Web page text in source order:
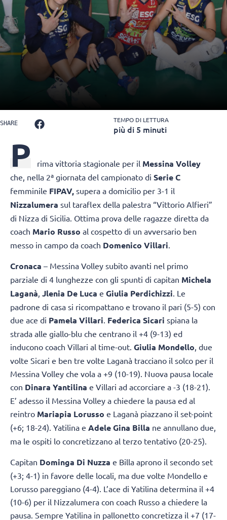
SHARE TEMPO DI LETTURA
più di 5 minuti
P rima vittoria stagionale per il Messina Volley
che, nella 2ª giornata del campionato di Serie C
femminile FIPAV, supera a domicilio per 3-1 il
Nizzalumera sul taraflex della palestra “Vittorio Alfieri”
di Nizza di Sicilia. Ottima prova delle ragazze diretta da
coach Mario Russo al cospetto di un avversario ben
messo in campo da coach Domenico Villari.
Cronaca – Messina Volley subito avanti nel primo
parziale di 4 lunghezze con gli spunti di capitan Michela
Laganà, Jlenia De Luca e Giulia Perdichizzi. Le
padrone di casa si ricompattano e trovano il pari (5-5) con
due ace di Pamela Villari. Federica Sicari spiana la
strada alle giallo-blu che centrano il +4 (9-13) ed
inducono coach Villari al time-out. Giulia Mondello, due
volte Sicari e ben tre volte Laganà tracciano il solco per il
Messina Volley che vola a +9 (10-19). Nuova pausa locale
con Dinara Yantilina e Villari ad accorciare a -3 (18-21).
E’ adesso il Messina Volley a chiedere la pausa ed al
reintro Mariapia Lorusso e Laganà piazzano il set-point
(+6; 18-24). Yatilina e Adele Gina Billa ne annullano due,
ma le ospiti lo concretizzano al terzo tentativo (20-25).
Capitan Dominga Di Nuzza e Billa aprono il secondo set
(+3; 4-1) in favore delle locali, ma due volte Mondello e
Lorusso pareggiano (4-4). L’ace di Yatilina determina il +4
(10-6) per il Nizzalumera con coach Russo a chiedere la
pausa. Sempre Yatilina in pallonetto concretizza il +7 (17-